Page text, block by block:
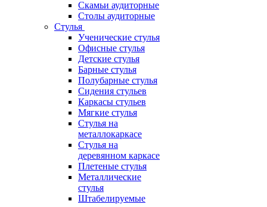
Скамьи аудиторные
Столы аудиторные
Стулья
Ученические стулья
Офисные стулья
Детские стулья
Барные стулья
Полубарные стулья
Сидения стульев
Каркасы стульев
Мягкие стулья
Стулья на
металлокаркасе
Стулья на
деревянном каркасе
Плетеные стулья
Металлические
стулья
Штабелируемые